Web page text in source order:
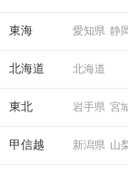
東海 愛知県 静
北海道 北海道
東北 岩手県 宮
甲信越 新潟県 山